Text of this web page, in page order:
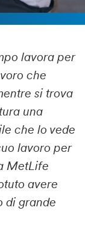
lavora per
che
si trova
una
che lo vede
lavoro per
MetLife
avere
di grande